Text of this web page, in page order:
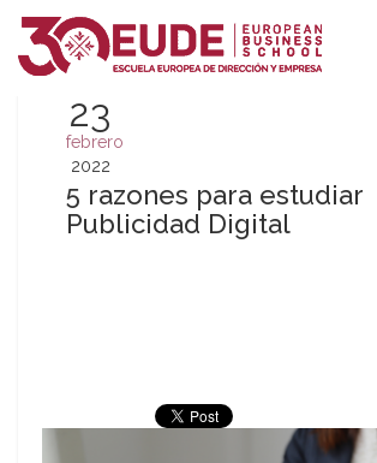
23
febrero
2022
5 razones para estudiar
Publicidad Digital